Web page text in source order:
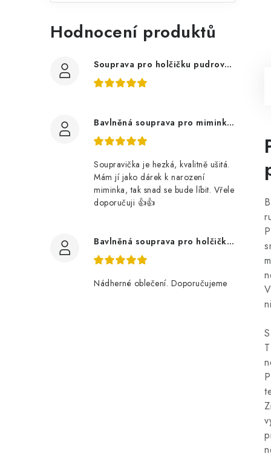
Hodnocení produktů
Souprava pro holčičku pudrově růžová, ptáčci květy
Bavlněná souprava pro miminko, zvířátka v lese
Soupravička je hezká, kvalitně ušitá.
Mám jí jako dárek k narození
miminka, tak snad se bude líbit. Vřele
doporučuji 👍👍
Bavlněná souprava pro holčičku, tmavé květy
Nádherné oblečení. Doporučujeme